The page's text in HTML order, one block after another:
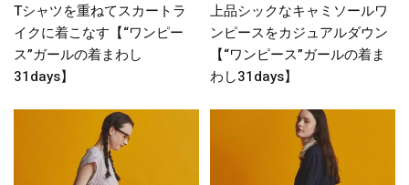
Tシャツを重ねてスカートラ
イクに着こなす【“ワンピー
ス”ガールの着まわし
31days】
上品シックなキャミソールワ
ンピースをカジュアルダウン
【“ワンピース”ガールの着ま
わし31days】